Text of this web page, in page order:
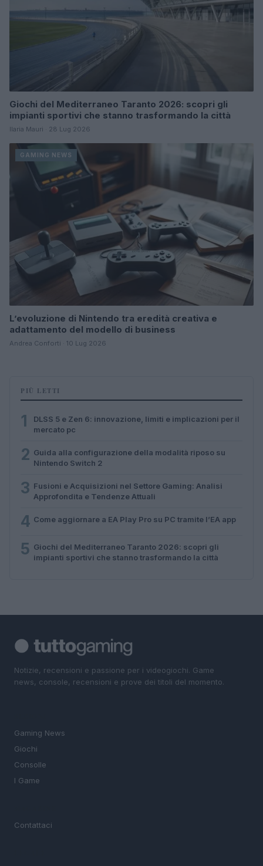
Giochi del Mediterraneo Taranto 2026: scopri gli
impianti sportivi che stanno trasformando la città
Ilaria Mauri · 28 Lug 2026
GAMING NEWS
L’evoluzione di Nintendo tra eredità creativa e
adattamento del modello di business
Andrea Conforti · 10 Lug 2026
PIÙ LETTI
1
DLSS 5 e Zen 6: innovazione, limiti e implicazioni per il
mercato pc
2 Guida alla configurazione della modalità riposo su
Nintendo Switch 2
3 Fusioni e Acquisizioni nel Settore Gaming: Analisi
Approfondita e Tendenze Attuali
4 Come aggiornare a EA Play Pro su PC tramite l’EA app
5 Giochi del Mediterraneo Taranto 2026: scopri gli
impianti sportivi che stanno trasformando la città
Notizie, recensioni e passione per i videogiochi. Game
news, console, recensioni e prove dei titoli del momento.
Gaming News
Giochi
Consolle
I Game
Contattaci